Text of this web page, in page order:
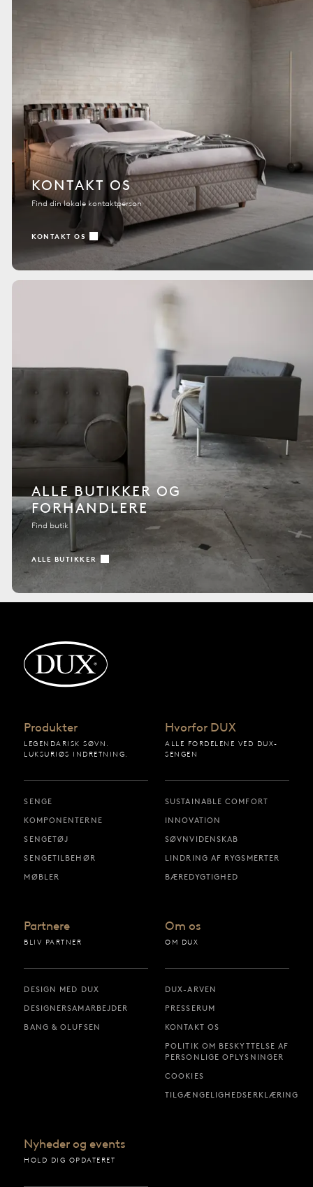
KONTAKT OS
Find din lokale kontaktperson
KONTAKT OS
ALLE BUTIKKER OG
FORHANDLERE
Find butik
ALLE BUTIKKER
Produkter
LEGENDARISK SØVN.
LUKSURIØS INDRETNING.
SENGE
KOMPONENTERNE
SENGETØJ
SENGETILBEHØR
MØBLER
Hvorfor DUX
ALLE FORDELENE VED DUX-
SENGEN
SUSTAINABLE COMFORT
INNOVATION
SØVNVIDENSKAB
LINDRING AF RYGSMERTER
BÆREDYGTIGHED
Partnere
BLIV PARTNER
DESIGN MED DUX
DESIGNERSAMARBEJDER
BANG & OLUFSEN
Om os
OM DUX
DUX-ARVEN
PRESSERUM
KONTAKT OS
POLITIK OM BESKYTTELSE AF
PERSONLIGE OPLYSNINGER
COOKIES
TILGÆNGELIGHEDSERKLÆRING
Nyheder og events
HOLD DIG OPDATERET